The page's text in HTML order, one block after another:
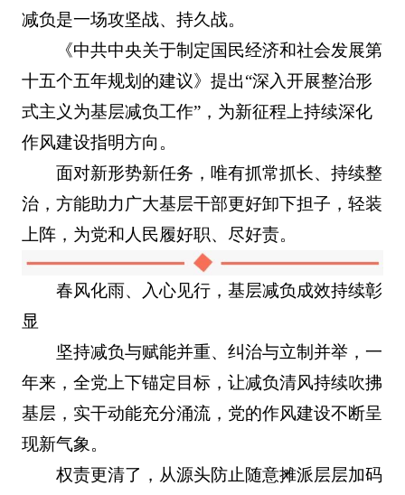
减负是一场攻坚战、持久战。
《中共中央关于制定国民经济和社会发展第
十五个五年规划的建议》提出“深入开展整治形
式主义为基层减负工作”，为新征程上持续深化
作风建设指明方向。
面对新形势新任务，唯有抓常抓长、持续整
治，方能助力广大基层干部更好卸下担子，轻装
上阵，为党和人民履好职、尽好责。
春风化雨、入心见行，基层减负成效持续彰
显
坚持减负与赋能并重、纠治与立制并举，一
年来，全党上下锚定目标，让减负清风持续吹拂
基层，实干动能充分涌流，党的作风建设不断呈
现新气象。
权责更清了，从源头防止随意摊派层层加码